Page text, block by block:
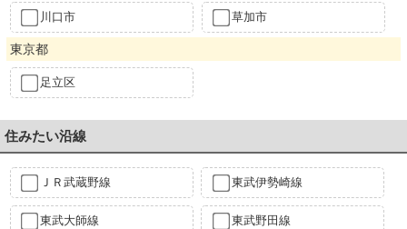
川口市 草加市
東京都
足立区
住みたい沿線
ＪＲ武蔵野線 東武伊勢崎線
東武大師線 東武野田線